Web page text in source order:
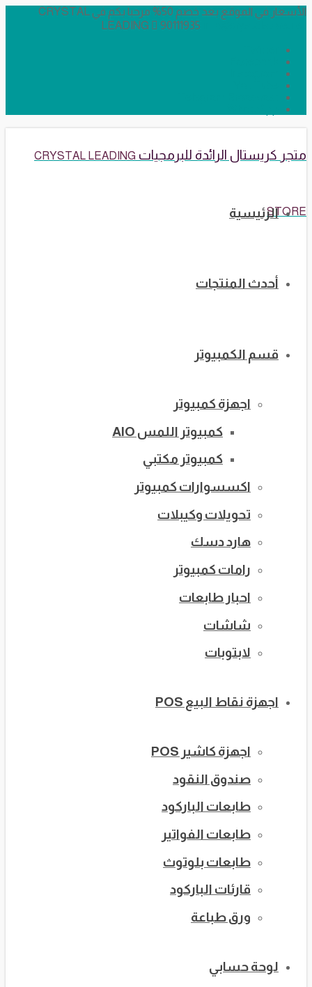
الأسعار في الموقع بعد خصم 50% مرحبا بكم في CRYSTAL
LEADING
90111935
متجر كريستال الرائدة للبرمجيات CRYSTAL LEADING
STOREالرئيسية
أحدث المنتجات
قسم الكمبيوتر
اجهزة كمبيوتر
كمبيوتر اللمس AIO
كمبيوتر مكتبي
اكسسوارات كمبيوتر
تحويلات وكيبلات
هارد دسك
رامات كمبيوتر
احبار طابعات
شاشات
لابتوبات
اجهزة نقاط البيع POS
اجهزة كاشير POS
صندوق النقود
طابعات الباركود
طابعات الفواتير
طابعات بلوتوث
قارئات الباركود
ورق طباعة
لوحة حسابي